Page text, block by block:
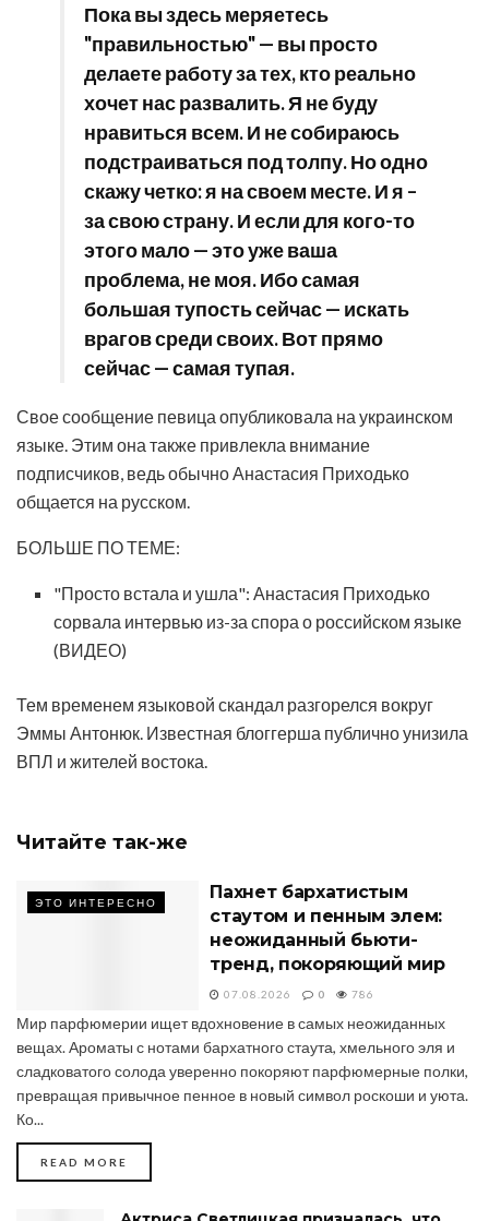
Пока вы здесь меряетесь
"правильностью" — вы просто
делаете работу за тех, кто реально
хочет нас развалить. Я не буду
нравиться всем. И не собираюсь
подстраиваться под толпу. Но одно
скажу четко: я на своем месте. И я –
за свою страну. И если для кого-то
этого мало — это уже ваша
проблема, не моя. Ибо самая
большая тупость сейчас — искать
врагов среди своих. Вот прямо
сейчас — самая тупая.
Свое сообщение певица опубликовала на украинском
языке. Этим она также привлекла внимание
подписчиков, ведь обычно Анастасия Приходько
общается на русском.
БОЛЬШЕ ПО ТЕМЕ:
"Просто встала и ушла": Анастасия Приходько
сорвала интервью из-за спора о российском языке
(ВИДЕО)
Тем временем языковой скандал разгорелся вокруг
Эммы Антонюк. Известная блоггерша публично унизила
ВПЛ и жителей востока.
Читайте так-же
ЭТО ИНТЕРЕСНО
Пахнет бархатистым
стаутом и пенным элем:
неожиданный бьюти-
тренд, покоряющий мир
07.08.2026 0 786
Мир парфюмерии ищет вдохновение в самых неожиданных
вещах. Ароматы с нотами бархатного стаута, хмельного эля и
сладковатого солода уверенно покоряют парфюмерные полки,
превращая привычное пенное в новый символ роскоши и уюта.
Ко...
READ MORE